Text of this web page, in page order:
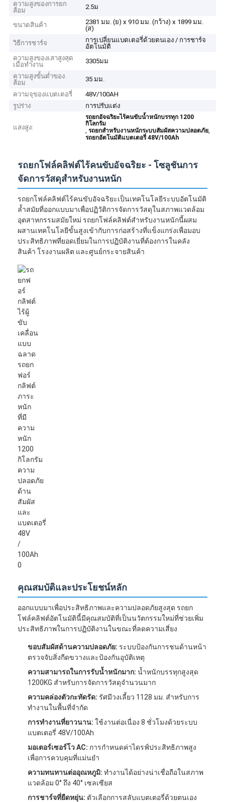
บ้าน
ผลิตภัณฑ์
วิดีโอ
เกี่ยวกับเรา
ควบคุมคุณภาพ
ติดต่อเรา
ข่าว
ความสูงของการยก
ส้อม
2.5ม
ขนาดสินค้า
2381 มม. (ย) x 910 มม. (กว้าง) x 1899 มม.
(ส)
วิธีการชาร์จ
การเปลี่ยนแบตเตอรี่ด้วยตนเอง / การชาร์จ
อัตโนมัติ
ความสูงของเสาสูงสุด
เมื่อทำงาน
3305มม
ความสูงขั้นต่ำของ
ส้อม
35 มม.
ความจุของแบตเตอรี่
48V/100AH
รูปร่าง
การปรับแต่ง
แสงสูง:
รถยกอัจฉริยะไร้คนขับน้ำหนักบรรทุก 1200
กิโลกรัม
,รถยกสำหรับงานหนักระบบสัมผัสความปลอดภัย,
รถยกอัตโนมัติแบตเตอรี่ 48V/100Ah
รถยกโฟล์คลิฟต์ไร้คนขับอัจฉริยะ - โซลูชันการ
จัดการวัสดุสำหรับงานหนัก
รถยกโฟล์คลิฟต์ไร้คนขับอัจฉริยะเป็นเทคโนโลยีระบบอัตโนมัติ
ล้ำสมัยที่ออกแบบมาเพื่อปฏิวัติการจัดการวัสดุในสภาพแวดล้อม
อุตสาหกรรมสมัยใหม่ รถยกโฟล์คลิฟต์สำหรับงานหนักนี้ผสม
ผสานเทคโนโลยีขั้นสูงเข้ากับการก่อสร้างที่แข็งแกร่งเพื่อมอบ
ประสิทธิภาพที่ยอดเยี่ยมในการปฏิบัติงานที่ต้องการในคลัง
สินค้า โรงงานผลิต และศูนย์กระจายสินค้า
คุณสมบัติและประโยชน์หลัก
ออกแบบมาเพื่อประสิทธิภาพและความปลอดภัยสูงสุด รถยก
โฟล์คลิฟต์อัตโนมัตินี้มีคุณสมบัติที่เป็นนวัตกรรมใหม่ที่ช่วยเพิ่ม
ประสิทธิภาพในการปฏิบัติงานในขณะที่ลดความเสี่ยง
ขอบสัมผัสด้านความปลอดภัย: ระบบป้องกันการชนด้านหน้า
ตรวจจับสิ่งกีดขวางและป้องกันอุบัติเหตุ
ความสามารถในการรับน้ำหนักมาก: น้ำหนักบรรทุกสูงสุด
1200KG สำหรับการจัดการวัสดุจำนวนมาก
ความคล่องตัวกะทัดรัด: รัศมีวงเลี้ยว 1128 มม. สำหรับการ
ทำงานในพื้นที่จำกัด
การทำงานที่ยาวนาน: ใช้งานต่อเนื่อง 8 ชั่วโมงด้วยระบบ
แบตเตอรี่ 48V/100Ah
มอเตอร์เซอร์โว AC: การกำหนดค่าไดรฟ์ประสิทธิภาพสูง
เพื่อการควบคุมที่แม่นยำ
ความทนทานต่ออุณหภูมิ: ทำงานได้อย่างน่าเชื่อถือในสภาพ
แวดล้อม 0° ถึง 40° เซลเซียส
การชาร์จที่ยืดหยุ่น: ตัวเลือกการสลับแบตเตอรี่ด้วยตนเอง